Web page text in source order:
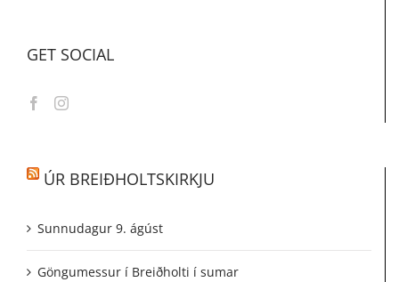
GET SOCIAL
ÚR BREIÐHOLTSKIRKJU
Sunnudagur 9. ágúst
Göngumessur í Breiðholti í sumar